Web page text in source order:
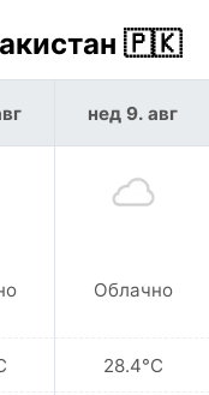
🇵🇰
нед 9. авг
Облачно
28.4°C